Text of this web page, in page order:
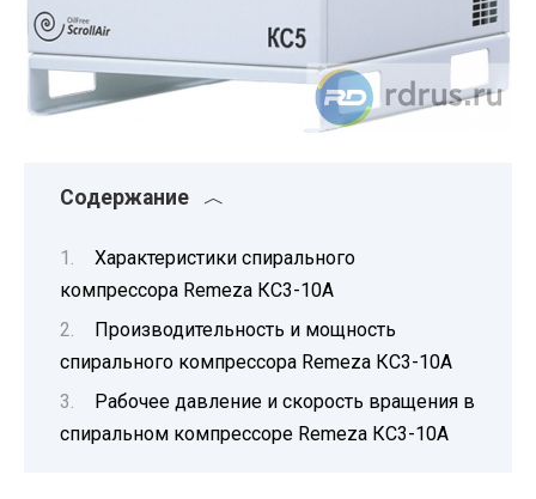
Содержание
Характеристики спирального
компрессора Remeza КС3-10А
Производительность и мощность
спирального компрессора Remeza КС3-10А
Рабочее давление и скорость вращения в
спиральном компрессоре Remeza КС3-10А